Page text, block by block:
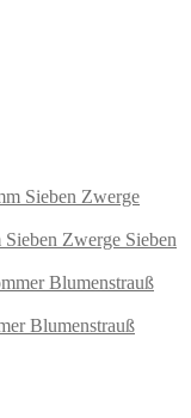
Zwerge Sieben
Blumenstrauß